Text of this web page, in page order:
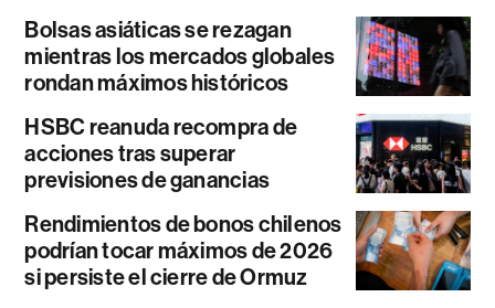
Bolsas asiáticas se rezagan
mientras los mercados globales
rondan máximos históricos
HSBC reanuda recompra de
acciones tras superar
previsiones de ganancias
Rendimientos de bonos chilenos
podrían tocar máximos de 2026
si persiste el cierre de Ormuz